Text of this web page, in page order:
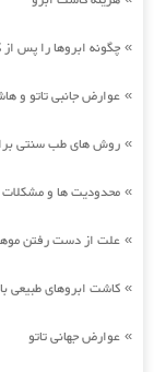
» چگونه ابروها را پس
» عوارض جانبی تاتو و
» روش های طب سنتی
» محدودیت ها و
» علت از دست رفتن
» کاشت ابروهای طبیعی
» عوارض جهانی تاتو